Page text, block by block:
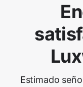
Estimado